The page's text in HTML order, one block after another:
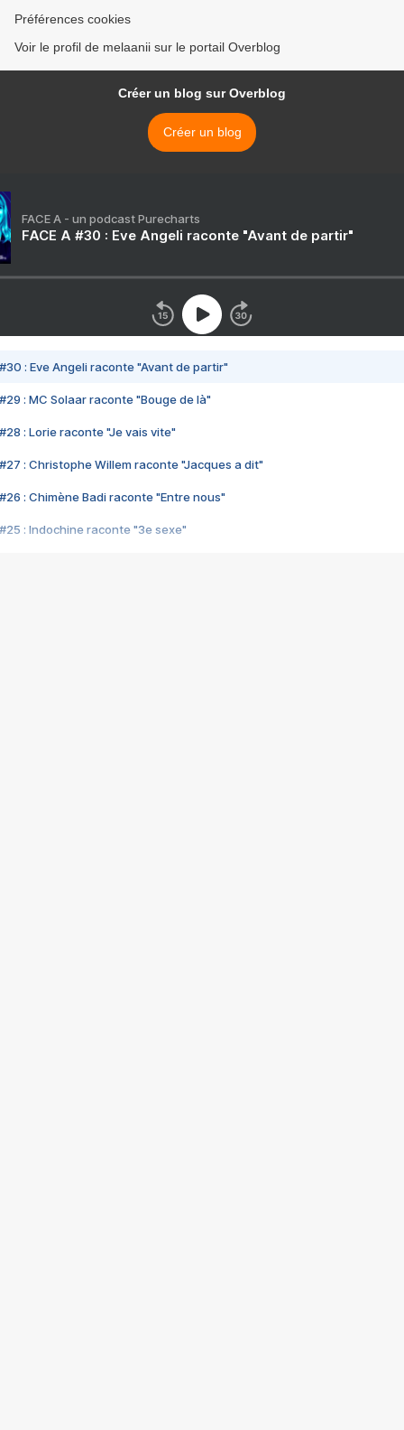
Préférences cookies
Voir le profil de melaanii sur le portail Overblog
Créer un blog sur Overblog
Créer un blog
FACE A - un podcast Purecharts
FACE A #30 : Eve Angeli raconte "Avant de partir"
#30 : Eve Angeli raconte "Avant de partir"
#29 : MC Solaar raconte "Bouge de là"
#28 : Lorie raconte "Je vais vite"
#27 : Christophe Willem raconte "Jacques a dit"
#26 : Chimène Badi raconte "Entre nous"
#25 : Indochine raconte "3e sexe"